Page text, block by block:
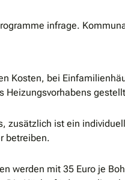
infrage.
Kosten, bei
Heizungsvorhabens
zusätzlich ist ein
betreiben.
werden mit 35 Euro je